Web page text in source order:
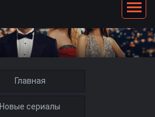
Главная
Новые сериалы